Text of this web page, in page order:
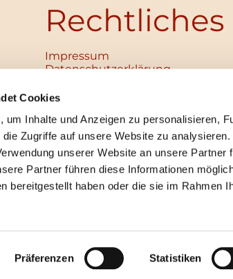
Cookies
um Inhalte und Anzeigen zu personalisieren,
Zugriffe auf unsere Website zu
unserer Website an unsere Partner
Partner führen diese Informationen
bereitgestellt haben oder die sie im Rahmen
Präferenzen Statistiken
Rechtliches
Impressum
Datenschutz­erklärung
Institutionelles Schutzkonzept
Unabhängige Ansprechpersonen
Digitales Hinweisgebersystem
Impressum